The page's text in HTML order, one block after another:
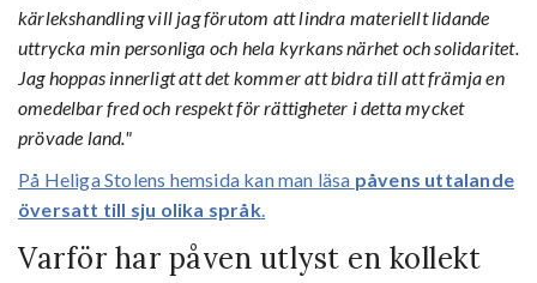
kärlekshandling vill jag förutom att lindra materiellt lidande
uttrycka min personliga och hela kyrkans närhet och solidaritet.
Jag hoppas innerligt att det kommer att bidra till att främja en
omedelbar fred och respekt för rättigheter i detta mycket
prövade land."
På Heliga Stolens hemsida kan man läsa påvens uttalande
översatt till sju olika språk.
Varför har påven utlyst en kollekt